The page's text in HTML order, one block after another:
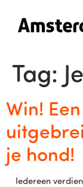
Tag:
Win!
je hond!
Iedereen